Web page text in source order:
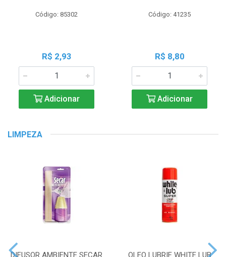
Código: 85302
R$ 2,93
Adicionar
Código: 41235
R$ 8,80
Adicionar
LIMPEZA
DIFUSOR AMBIENTE SECAR OLEO LUBRIF WHITE LUB